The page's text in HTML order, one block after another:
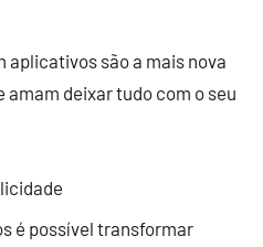
aplicativos são a mais nova
amam deixar tudo com o seu
é possível transformar